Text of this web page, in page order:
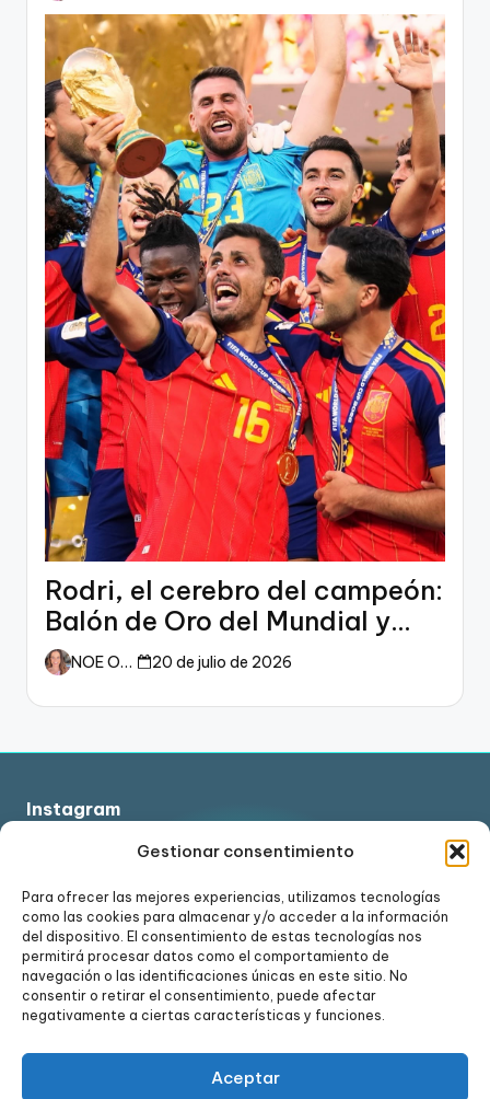
Gestionar consentimiento
Para ofrecer las mejores experiencias, utilizamos tecnologías
como las cookies para almacenar y/o acceder a la información
del dispositivo. El consentimiento de estas tecnologías nos
permitirá procesar datos como el comportamiento de
navegación o las identificaciones únicas en este sitio. No
consentir o retirar el consentimiento, puede afectar
negativamente a ciertas características y funciones.
Aceptar
Rodri, el cerebro del campeón:
Balón de Oro del Mundial y
dueño del fútbol
NOE ORTIZ 20 de julio de 2026
Instagram
Ver en Instagram